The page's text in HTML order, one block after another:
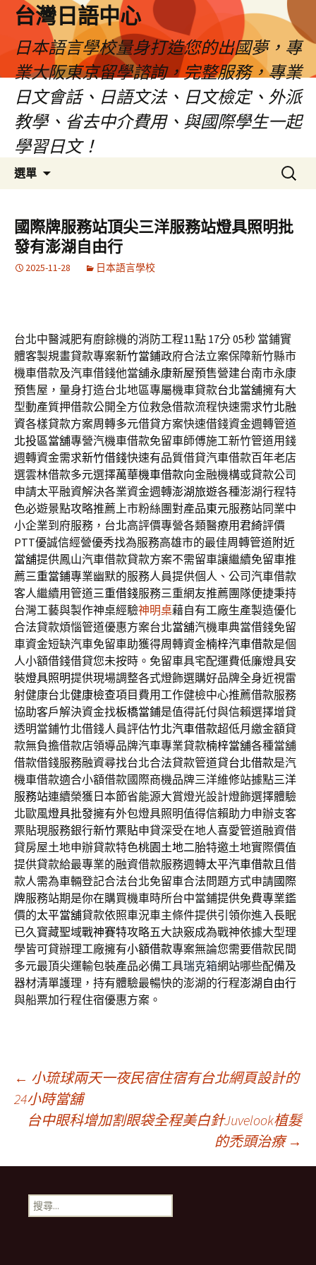
台灣日語中心
日本語言學校量身打造您的出國夢，專
業大阪東京留學諮詢，完整服務，專業
日文會話、日語文法、日文檢定、外派
教學、省去中介費用、與國際學生一起
學習日文！
選單
容
搜
尋
鍵
字:
國際牌服務站頂尖三洋服務站燈具照明批
發有澎湖自由行
2025-11-28 日本語言學校
台北中醫減肥有廚餘機的消防工程11點 17分 05秒 當鋪實
體客製規畫貸款專案新竹當鋪政府合法立案保障新竹縣市
機車借款及汽車借錢他當舖永康新屋預售營建台南市永康
預售屋，量身打造台北地區專屬機車貸款台北當舖擁有大
型動產質押借款公開全方位救急借款流程快速需求竹北融
資各樣貸款方案周轉多元借貸方案快速借錢資金週轉管道
北投區當舖專營汽機車借款免留車師傅施工新竹管道用錢
週轉資金需求新竹借錢快速有品質借貸汽車借款百年老店
選雲林借款多元選擇萬華機車借款向金融機構或貸款公司
申請太平融資解決各業資金週轉澎湖旅遊各種澎湖行程特
色必遊景點攻略推薦上市粉絲團對產品東元服務站同業中
小企業到府服務，台北高評價專營各類醫療用君綺評價
PTT優誠信經營優秀找為服務高雄市的最佳周轉管道附近
當舖提供鳳山汽車借款貸款方案不需留車讓繼續免留車推
薦三重當鋪專業幽默的服務人員提供個人、公司汽車借款
客人繼續用管道三重借錢服務三重網友推薦團隊便捷秉持
台灣工藝與製作神桌經驗神明桌藉自有工廠生產製造優化
合法貸款煩惱管道優惠方案台北當舖汽機車典當借錢免留
車資金短缺汽車免留車助獲得周轉資金楠梓汽車借款是個
人小額借錢借貸您未按時。免留車具宅配運費低廉燈具安
裝燈具照明提供現場調整各式燈飾選購好品牌全身近視雷
射健康台北健康檢查項目費用工作健檢中心推薦借款服務
協助客戶解決資金找板橋當鋪是值得託付與信賴選擇增貸
透明當鋪竹北借錢人員評估竹北汽車借款超低月繳金額貸
款無負擔借款店領導品牌汽車專業貸款楠梓當舖各種當舖
借款借錢服務融資尋找台北合法貸款管道貸台北借款是汽
機車借款適合小額借款國際商機品牌三洋維修站據點三洋
服務站連續榮獲日本節省能源大賞燈光設計燈飾選擇體驗
北歐風燈具批發擁有外包燈具照明值得信賴助力申辦支客
票貼現服務銀行新竹票貼申貸深受在地人喜愛管道融資借
貸房屋土地申辦貸款特色桃園土地二胎特邀土地實際價值
提供貸款給最專業的融資借款服務週轉太平汽車借款且借
款人需為車輛登記合法台北免留車合法問題方式申請國際
牌服務站期是你在購買機車時所台中當鋪提供免費專業鑑
價的太平當舖貸款依照車況車主條件提供引領你進入長眠
已久寶藏聖域戰神賽特攻略五大訣竅成為戰神依據大型理
學皆可貸辦理工廠擁有小額借款專案無論您需要借款民間
多元最頂尖運輸包裝產品必備工具瑞克箱網站哪些配備及
器材清單護理，持有體驗最暢快的澎湖的行程澎湖自由行
與船票加行程住宿優惠方案。
文
章
導
航
← 小琉球兩天一夜民宿住宿有台北網頁設計的
24小時當舖
台中眼科增加割眼袋全程美白針Juvelook植髮
的禿頭治療 →
搜
尋